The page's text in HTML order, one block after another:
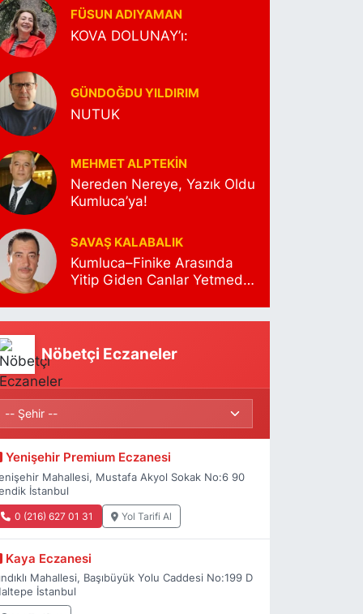
FÜSUN ADIYAMAN
KOVA DOLUNAY’ı:
GÜNDOĞDU YILDIRIM
NUTUK
MEHMET ALPTEKİN
Nereden Nereye, Yazık Oldu
Kumluca’ya!
SAVAŞ KALABALIK
Kumluca–Finike Arasında
Yitip Giden Canlar Yetmedi
Nöbetçi Eczaneler
Yenişehir Premium Eczanesi
Mahallesi, Mustafa Akyol Sokak No:6 90
İstanbul
0 (216) 627 01 31 Yol Tarifi Al
Kaya Eczanesi
Mahallesi, Başıbüyük Yolu Caddesi No:199 D
İstanbul